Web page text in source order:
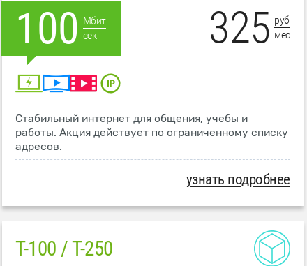
100 Мбит
сек
325 руб
мес
Стабильный интернет для общения, учебы и
работы. Акция действует по ограниченному списку
адресов.
узнать подробнее
T-100 / T-250